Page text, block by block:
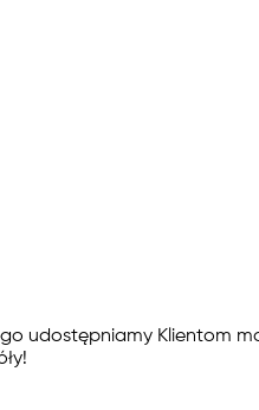
udostępniamy Klientom